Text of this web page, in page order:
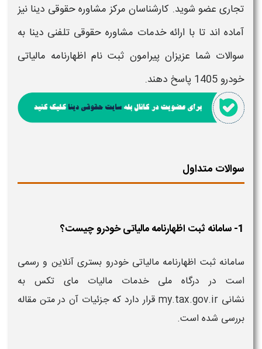
تجاری عضو شوید. کارشناسان مرکز مشاوره حقوقی دینا نیز
آماده اند تا با ارائه خدمات مشاوره حقوقی تلفنی دینا به
سوالات شما عزیزان پیرامون ثبت نام اظهارنامه مالیاتی
خودرو 1405
پاسخ دهند.
سوالات متداول
1- سامانه ثبت اظهارنامه مالیاتی خودرو چیست؟
سامانه ثبت اظهارنامه مالیاتی خودرو بستری آنلاین و رسمی
است در درگاه ملی خدمات مالیات مای تکس به
نشانی my.tax.gov.ir قرار دارد که جزئیات آن در متن مقاله
بررسی شده است.